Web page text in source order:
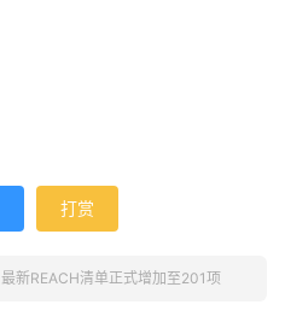
打赏
最新REACH清单正式增加至201项